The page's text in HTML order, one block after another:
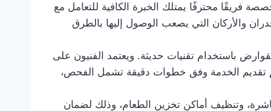
محترفًا يمتلك الخبرة الكافية للتعامل مع
والأركان التي يصعب الوصول إليها بالطرق
باستخدام تقنيات حديثة. ويعتمد الفنيون على
تقديم الخدمة وفق خطوات دقيقة تشمل الفحص،
وتنظيف أماكن تخزين الطعام، وذلك لضمان